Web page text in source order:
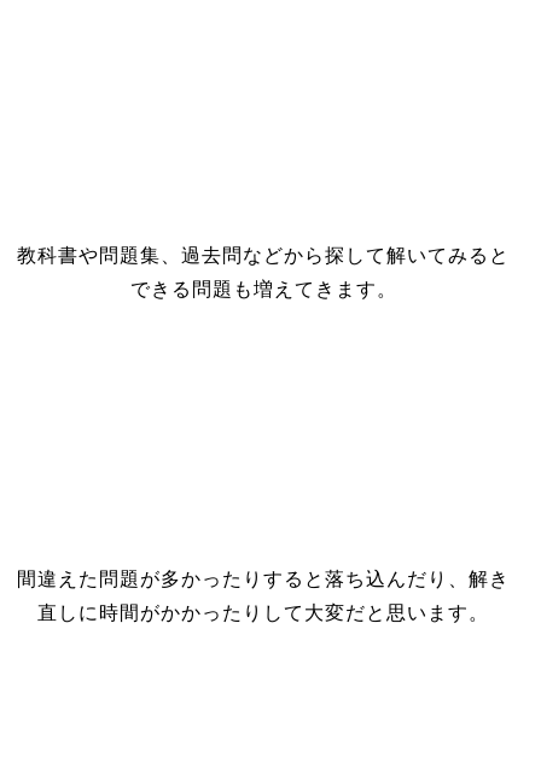
教科書や問題集、過去問などから探して解いてみると
できる問題も増えてきます。
間違えた問題が多かったりすると落ち込んだり、解き
直しに時間がかかったりして大変だと思います。